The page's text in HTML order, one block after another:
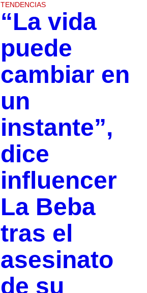
TENDENCIAS
“La vida
puede
cambiar en
un
instante”,
dice
influencer
La Beba
tras el
asesinato
de su